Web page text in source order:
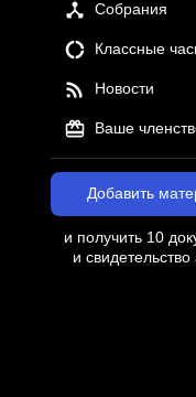
Собрания
Классные
Новости
Ваше
Добавить
и получить 10
и свидетельство